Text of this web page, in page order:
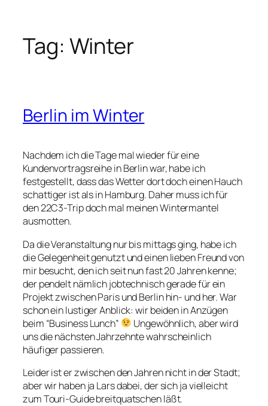
Tag: Winter
Berlin im Winter
Nachdem ich die Tage mal wieder für eine
Kundenvortragsreihe in Berlin war, habe ich
festgestellt, dass das Wetter dort doch einen Hauch
schattiger ist als in Hamburg. Daher muss ich für
den 22C3-Trip doch mal meinen Wintermantel
ausmotten.
Da die Veranstaltung nur bis mittags ging, habe ich
die Gelegenheit genutzt und einen lieben Freund von
mir besucht, den ich seit nun fast 20 Jahren kenne;
der pendelt nämlich jobtechnisch gerade für ein
Projekt zwischen Paris und Berlin hin- und her. War
schon ein lustiger Anblick: wir beiden in Anzügen
beim “Business Lunch”
Ungewöhnlich, aber wird
uns die nächsten Jahrzehnte wahrscheinlich
häufiger passieren.
Leider ist er zwischen den Jahren nicht in der Stadt;
aber wir haben ja Lars dabei, der sich ja vielleicht
zum Touri-Guide breitquatschen läßt.